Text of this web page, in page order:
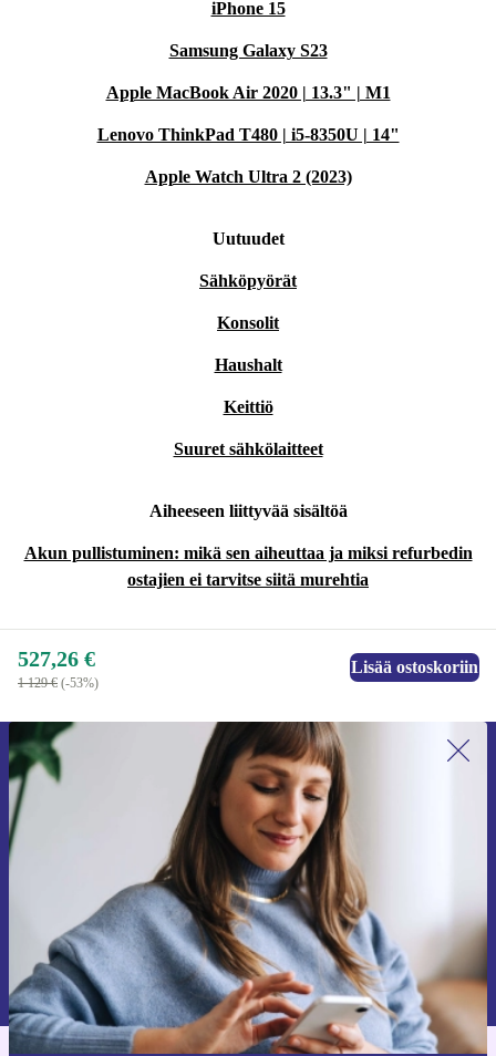
iPhone 15
Samsung Galaxy S23
Apple MacBook Air 2020 | 13.3" | M1
Lenovo ThinkPad T480 | i5-8350U | 14"
Apple Watch Ultra 2 (2023)
Uutuudet
Sähköpyörät
Konsolit
Haushalt
Keittiö
Suuret sähkölaitteet
Aiheeseen liittyvää sisältöä
Akun pullistuminen: mikä sen aiheuttaa ja miksi refurbedin
ostajien ei tarvitse siitä murehtia
527,26 €
1 129 € (-53%)
Lisää ostoskoriin
Liity ensimmäistä kertaa uutiskirjeen
tilaajaksi ja säästä 15 €!
Älä missaa enää yhtäkään tarjousta.
Pyydä etukuponki
Lisätietoja henkilötietojen käytöstä löydättietosuojaselosteestamme.